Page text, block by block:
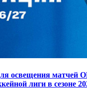
освещения матчей
лиги в сезоне